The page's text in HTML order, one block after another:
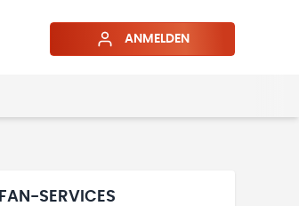
ANMELDEN
FAN-SERVICES